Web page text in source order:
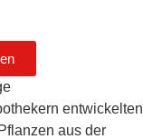
entwickelten
aus der